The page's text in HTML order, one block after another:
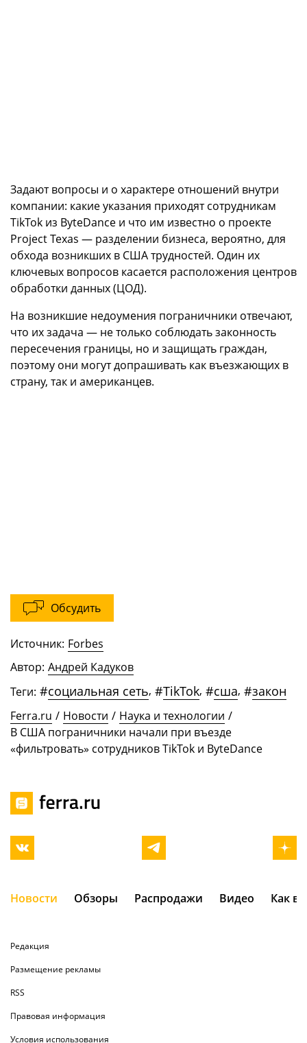
Задают вопросы и о характере отношений внутри
компании: какие указания приходят сотрудникам
TikTok из ByteDance и что им известно о проекте
Project Texas — разделении бизнеса, вероятно, для
обхода возникших в США трудностей. Один их
ключевых вопросов касается расположения центров
обработки данных (ЦОД).
На возникшие недоумения пограничники отвечают,
что их задача — не только соблюдать законность
пересечения границы, но и защищать граждан,
поэтому они могут допрашивать как въезжающих в
страну, так и американцев.
Обсудить
Источник: Forbes
Автор: Андрей Кадуков
Теги: #социальная сеть, #TikTok, #сша, #закон
Ferra.ru / Новости / Наука и технологии /
В США пограничники начали при въезде
«фильтровать» сотрудников TikTok и ByteDance
Новости Обзоры Распродажи Видео Как
Редакция
Размещение рекламы
RSS
Правовая информация
Условия использования